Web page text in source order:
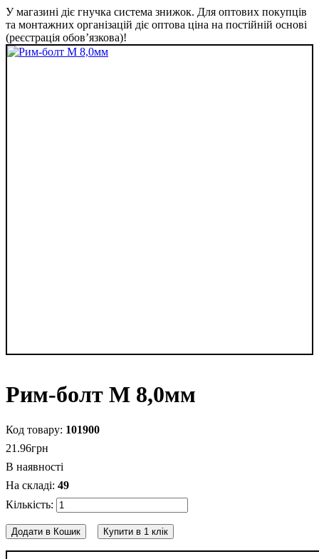
У магазині діє гнучка система знижок. Для оптових покупців
та монтажних організацій діє оптова ціна на постійній основі
(реєстрація обов’язкова)!
Рим-болт М 8,0мм
101900
21 .96грн
В наявності
49
Додати в Кошик Купити в 1 клік